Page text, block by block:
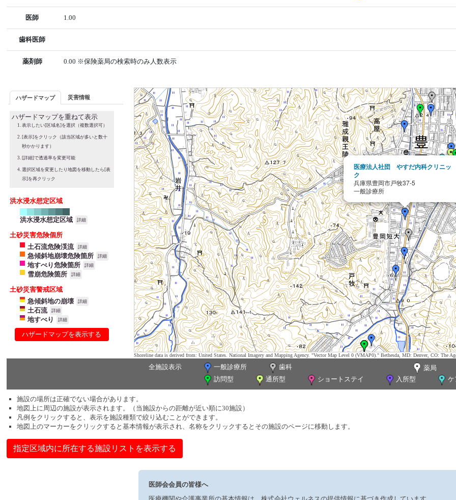
医師 1.00
歯科医師
薬剤師 0.00 ※保険薬局の検索時のみ人数表示
ハザードマップ 災害情報
ハザードマップを重ねて表示
表示したい[区域名]を選択（複数選択可）
[表示]をクリック（該当区域が多いと数十
秒かかります）
[詳細]で透過率を変更可能
選択区域を変更したり地図を移動したら[表
示]を再クリック
洪水浸水想定区域
洪水浸水想定区域 詳細
土砂災害危険個所
土石流危険渓流
詳細
急傾斜地崩壊危険箇所 詳細
地すべり危険箇所 詳細
雪崩危険箇所 詳細
土砂災害警戒区域
急傾斜地の崩壊
詳細
土石流 詳細
地すべり 詳細
ハザードマップを表示する
医療法人社団 やすだ内科クリニッ
ク
兵庫県豊岡市戸牧37-5
一般診療所
Shoreline data is derived from: United States. National Imagery and Mapping Agency. "Vector Map Level 0 (VMAP0)." Bethesda, MD: Denver, CO: The
全施設表示 一般診療所 歯科
薬局
訪問型
通所型 ショートステイ 入所型 ケ
施設の場所は正確でない場合があります。
地図上に周辺の施設が表示されます。（当施設からの距離が近い順に30施設）
凡例をクリックすると、表示を施設種類で絞り込むことができます。
地図上のマーカーをクリックすると基本情報が表示され、名称をクリックするとその施設のページに移動します。
指定区域内に所在する施設リストを表示する
医師会会員の皆様へ